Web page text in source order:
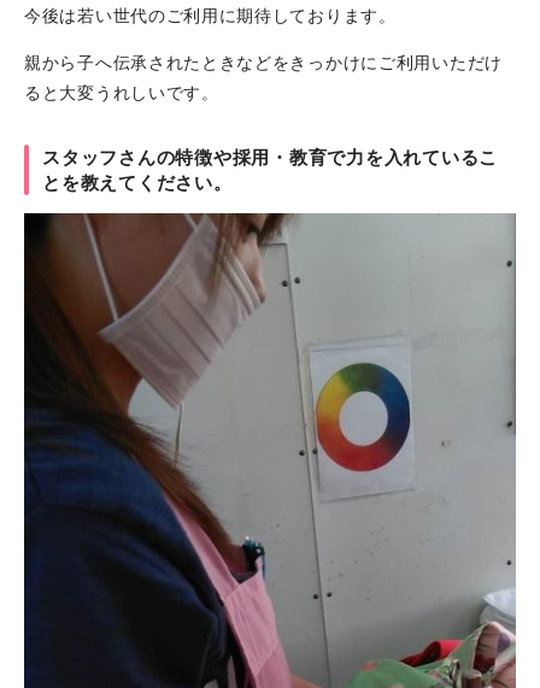
今後は若い世代のご利用に期待しております。
親から子へ伝承されたときなどをきっかけにご利用いただけ
ると大変うれしいです。
スタッフさんの特徴や採用・教育で力を入れているこ
とを教えてください。